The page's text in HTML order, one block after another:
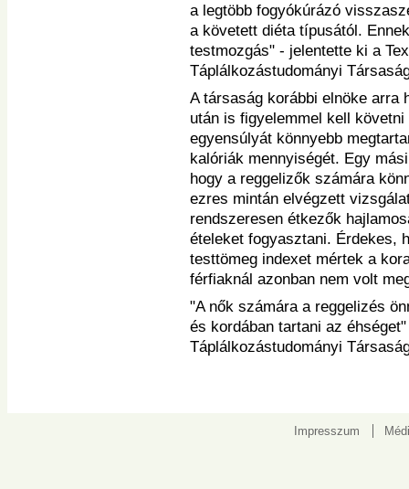
a legtöbb fogyókúrázó
a követett diéta típusától.
testmozgás" - jelentette ki a
Táplálkozástudományi
A társaság korábbi elnöke arra
után is figyelemmel kell
egyensúlyát könnyebb
kalóriák mennyiségét. Egy
hogy a reggelizők számára
ezres mintán elvégzett
rendszeresen étkezők
ételeket fogyasztani. Érdekes,
testtömeg indexet mértek a
férfiaknál azonban nem volt
"A nők számára a reggelizés
és kordában tartani az
Táplálkozástudományi
Impresszum